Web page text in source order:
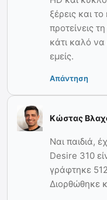
ξέρεις και
προτείνεις
κάτι καλό να
εμείς.
Απάντηση
Κώστας
Ναι παιδιά,
Desire 310
γράφτηκε
Διορθώθηκε